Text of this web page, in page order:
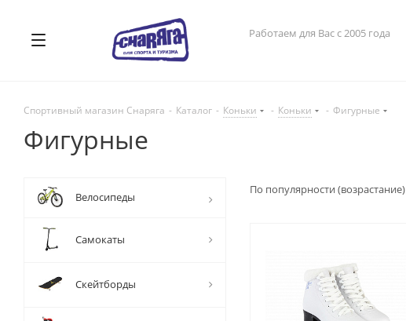
Работаем для Вас с 2005 года
Спортивный магазин Снаряга - Каталог - Коньки - Коньки - Фигурные
Фигурные
По популярности (возрастание)
Велосипеды
Самокаты
Скейтборды